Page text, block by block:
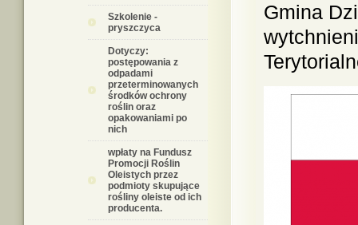
Szkolenie -
pryszczyca
Dotyczy:
postępowania z
odpadami
przeterminowanych
środków ochrony
roślin oraz
opakowaniami po
nich
wpłaty na Fundusz
Promocji Roślin
Oleistych przez
podmioty skupujące
rośliny oleiste od ich
producenta.
Gmina